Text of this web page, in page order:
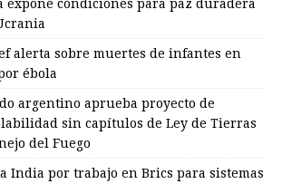
expone condiciones para paz duradera
alerta sobre muertes de infantes en
ébola
argentino aprueba proyecto de
sin capítulos de Ley de Tierras
del Fuego
India por trabajo en Brics para sistemas